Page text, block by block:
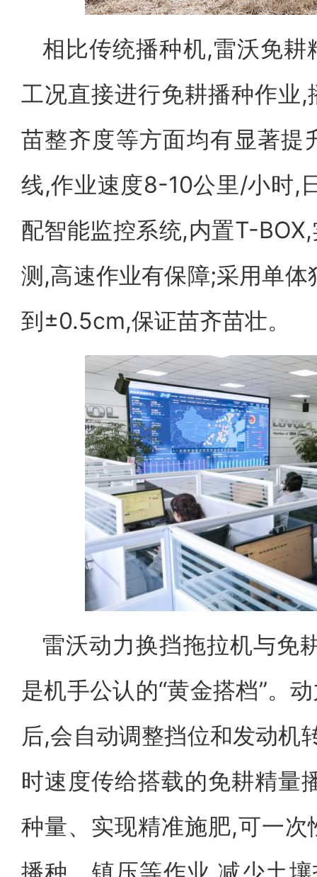
相比传统播种机,雷沃免
工况直接进行免耕播种作业
苗整齐度等方面均有显著提
线,作业速度8-10公里/小时,
配智能监控系统,内置T-
测,高速作业有保障;采用单
到±0.5cm,保证苗齐苗壮。
雷沃动力换挡拖拉机与免
是机手公认的“黄金搭档”。
后,会自动调整挡位和发动机
时速度传给搭载的免耕精量
种量、实现精准施肥,可一